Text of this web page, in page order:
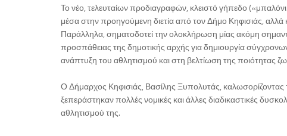
Το νέο, τελευταίων προδιαγραφών, κλειστό γήπεδο
μέσα στην προηγούμενη διετία από τον Δήμο Κηφισιάς,
Παράλληλα, σηματοδοτεί την ολοκλήρωση μίας ακόμη
προσπάθειας της δημοτικής αρχής για δημιουργία
ανάπτυξη του αθλητισμού και στη βελτίωση της ποιότητας
Ο Δήμαρχος Κηφισιάς, Βασίλης Ξυπολυτάς,
ξεπεράστηκαν πολλές νομικές και άλλες διαδικαστικές
αθλητισμού της.